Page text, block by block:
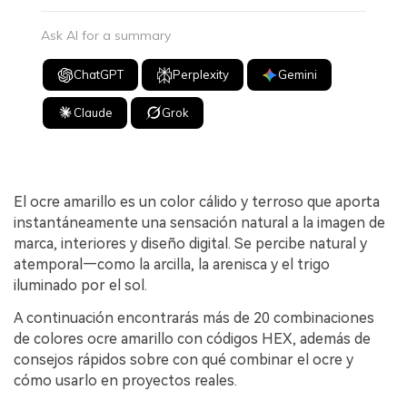
Ask AI for a summary
ChatGPT Perplexity Gemini
Claude Grok
El ocre amarillo es un color cálido y terroso que aporta
instantáneamente una sensación natural a la imagen de
marca, interiores y diseño digital. Se percibe natural y
atemporal—como la arcilla, la arenisca y el trigo
iluminado por el sol.
A continuación encontrarás más de 20 combinaciones
de colores ocre amarillo con códigos HEX, además de
consejos rápidos sobre con qué combinar el ocre y
cómo usarlo en proyectos reales.